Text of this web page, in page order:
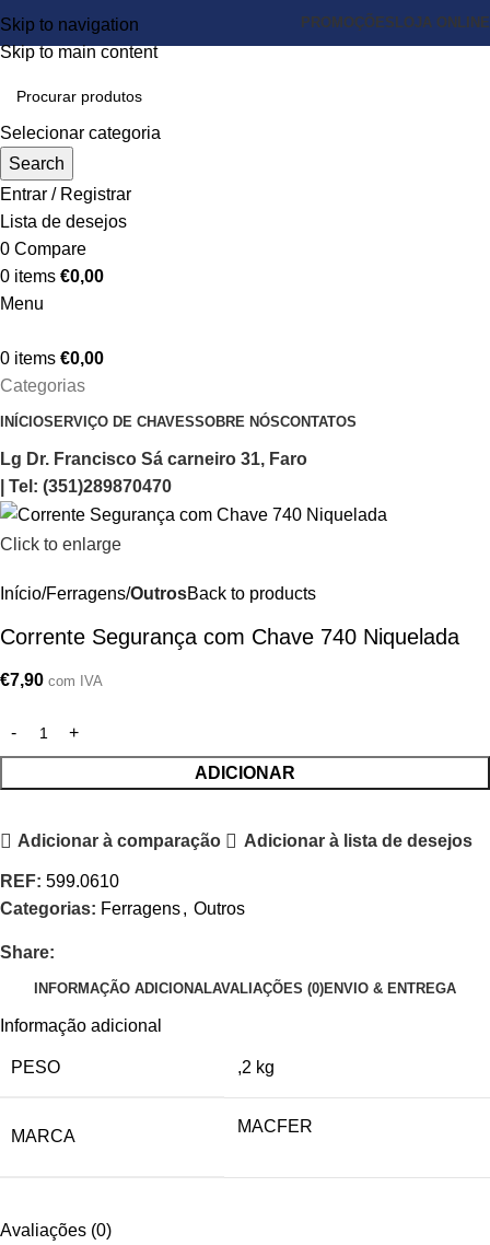
Skip to navigation
Skip to main content
PROMOÇÕES LOJA ONLINE
Selecionar categoria
Search
Entrar / Registrar
Lista de desejos
0 Compare
0 items €0,00
Menu
0 items €0,00
Categorias
INÍCIOSERVIÇO DE CHAVESSOBRE NÓSCONTATOS
Lg Dr. Francisco Sá carneiro 31, Faro
| Tel: (351)289870470
Click to enlarge
Início Ferragens OutrosBack to products
Corrente Segurança com Chave 740 Niquelada
€7,90 com IVA
ADICIONAR
Adicionar à comparação Adicionar à lista de desejos
REF: 599.0610
Categorias: Ferragens, Outros
Share:
INFORMAÇÃO ADICIONALAVALIAÇÕES (0)ENVIO & ENTREGA
Informação adicional
PESO ,2 kg
MARCA
MACFER
Avaliações (0)